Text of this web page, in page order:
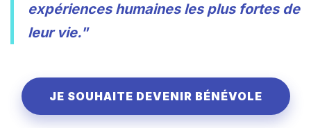
expériences humaines les plus fortes de
leur vie."
JE SOUHAITE DEVENIR BÉNÉVOLE